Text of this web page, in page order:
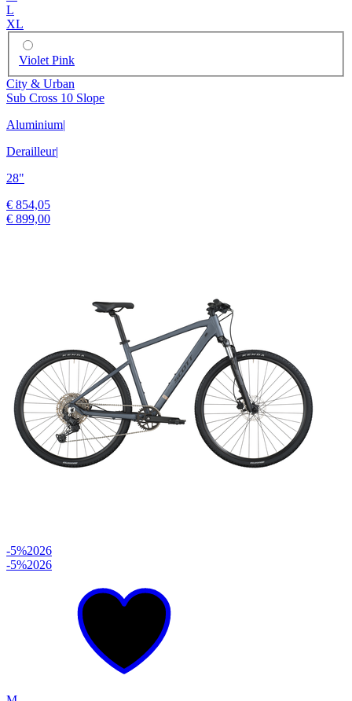
L
XL
Violet Pink
City & Urban
Sub Cross 10 Slope
Aluminium|
Derailleur|
28"
€ 854,05
€ 899,00
-5%2026
-5%2026